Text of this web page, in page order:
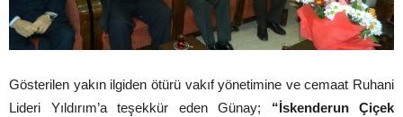
Gösterilen yakın ilgiden ötürü vakıf yönetimine ve cemaat Ruhani
Lideri Yıldırım’a teşekkür eden Günay; “İskenderun Çiçek